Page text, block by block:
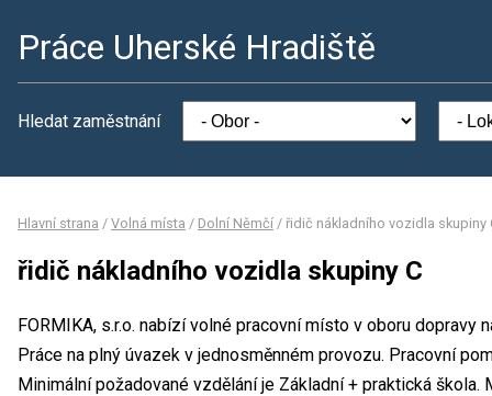
Práce Uherské Hradiště
Hledat zaměstnání
Hlavní strana / Volná místa / Dolní Němčí / řidič nákladního vozidla skupiny
řidič nákladního vozidla skupiny C
FORMIKA, s.r.o. nabízí volné pracovní místo v oboru dopravy
Práce na plný úvazek v jednosměnném provozu. Pracovní
Minimální požadované vzdělání je Základní + praktická škola.